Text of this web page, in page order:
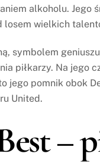
alkoholu.
wielkich
symbolem
piłkarzy. Na jego
jego pomnik obok
United.
–